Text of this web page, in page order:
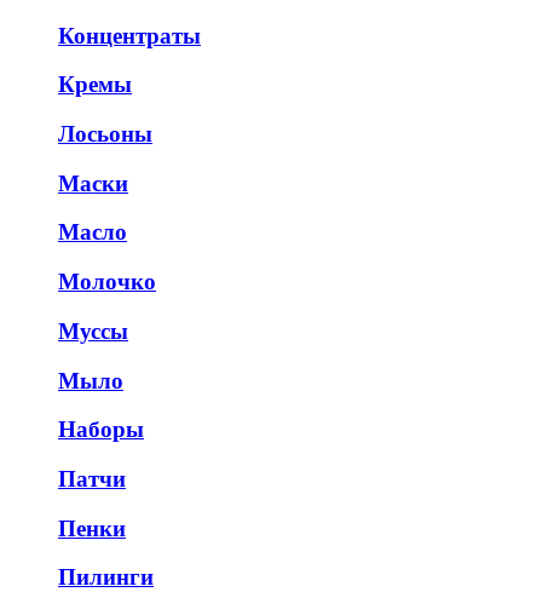
Концентраты
Кремы
Лосьоны
Маски
Масло
Молочко
Муссы
Мыло
Наборы
Патчи
Пенки
Пилинги